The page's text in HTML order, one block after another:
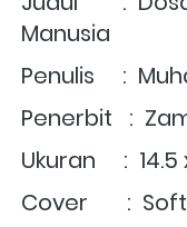
Manusia
Penulis     :
Penerbit   :
Ukuran     :
Cover       :